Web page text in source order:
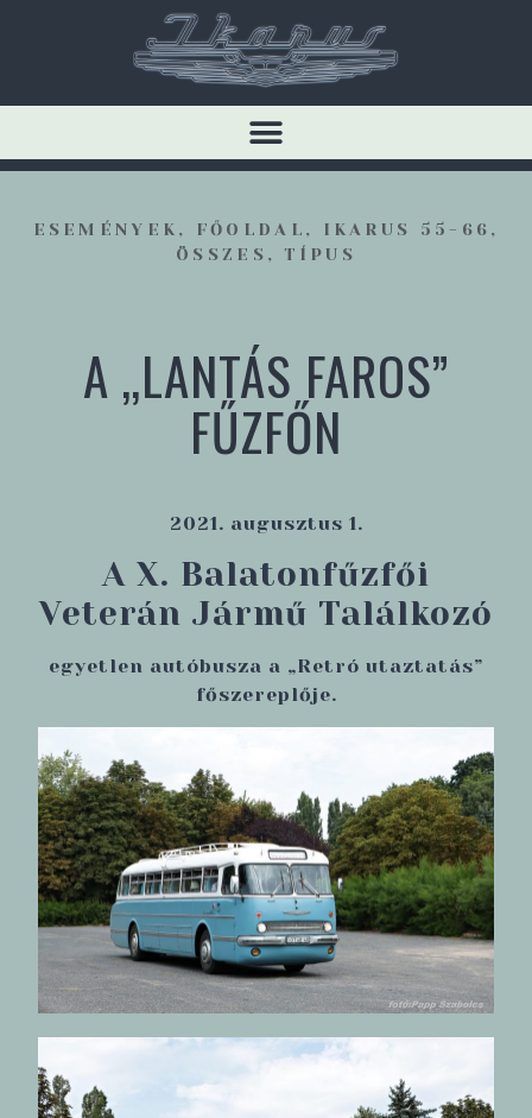
ESEMÉNYEK , FŐOLDAL , IKARUS 55-66 ,
ÖSSZES , TÍPUS
A „LANTÁS FAROS”
FŰZFŐN
2021. augusztus 1.
A X. Balatonfűzfői
Veterán Jármű Találkozó
egyetlen autóbusza a „Retró utaztatás”
főszereplője.